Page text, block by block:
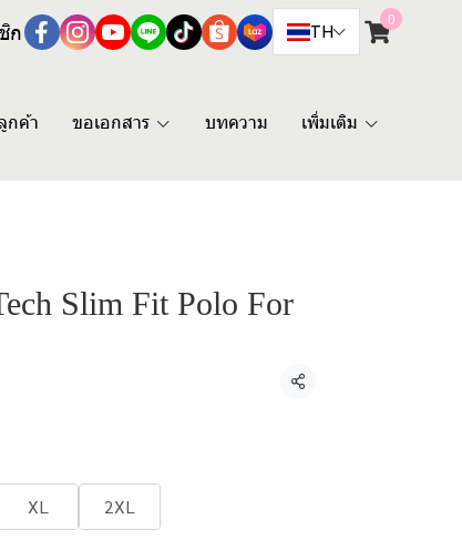
ก TH
0
กค้า ขอเอกสาร บทความ เพิ่มเติม
Slim Fit Polo For
แชร์
XL 2XL